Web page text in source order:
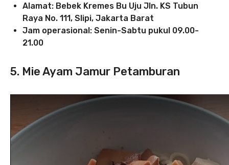
Alamat: Bebek Kremes Bu Uju Jln. KS Tubun
Raya No. 111, Slipi, Jakarta Barat
Jam operasional: Senin-Sabtu pukul 09.00-
21.00
5. Mie Ayam Jamur Petamburan